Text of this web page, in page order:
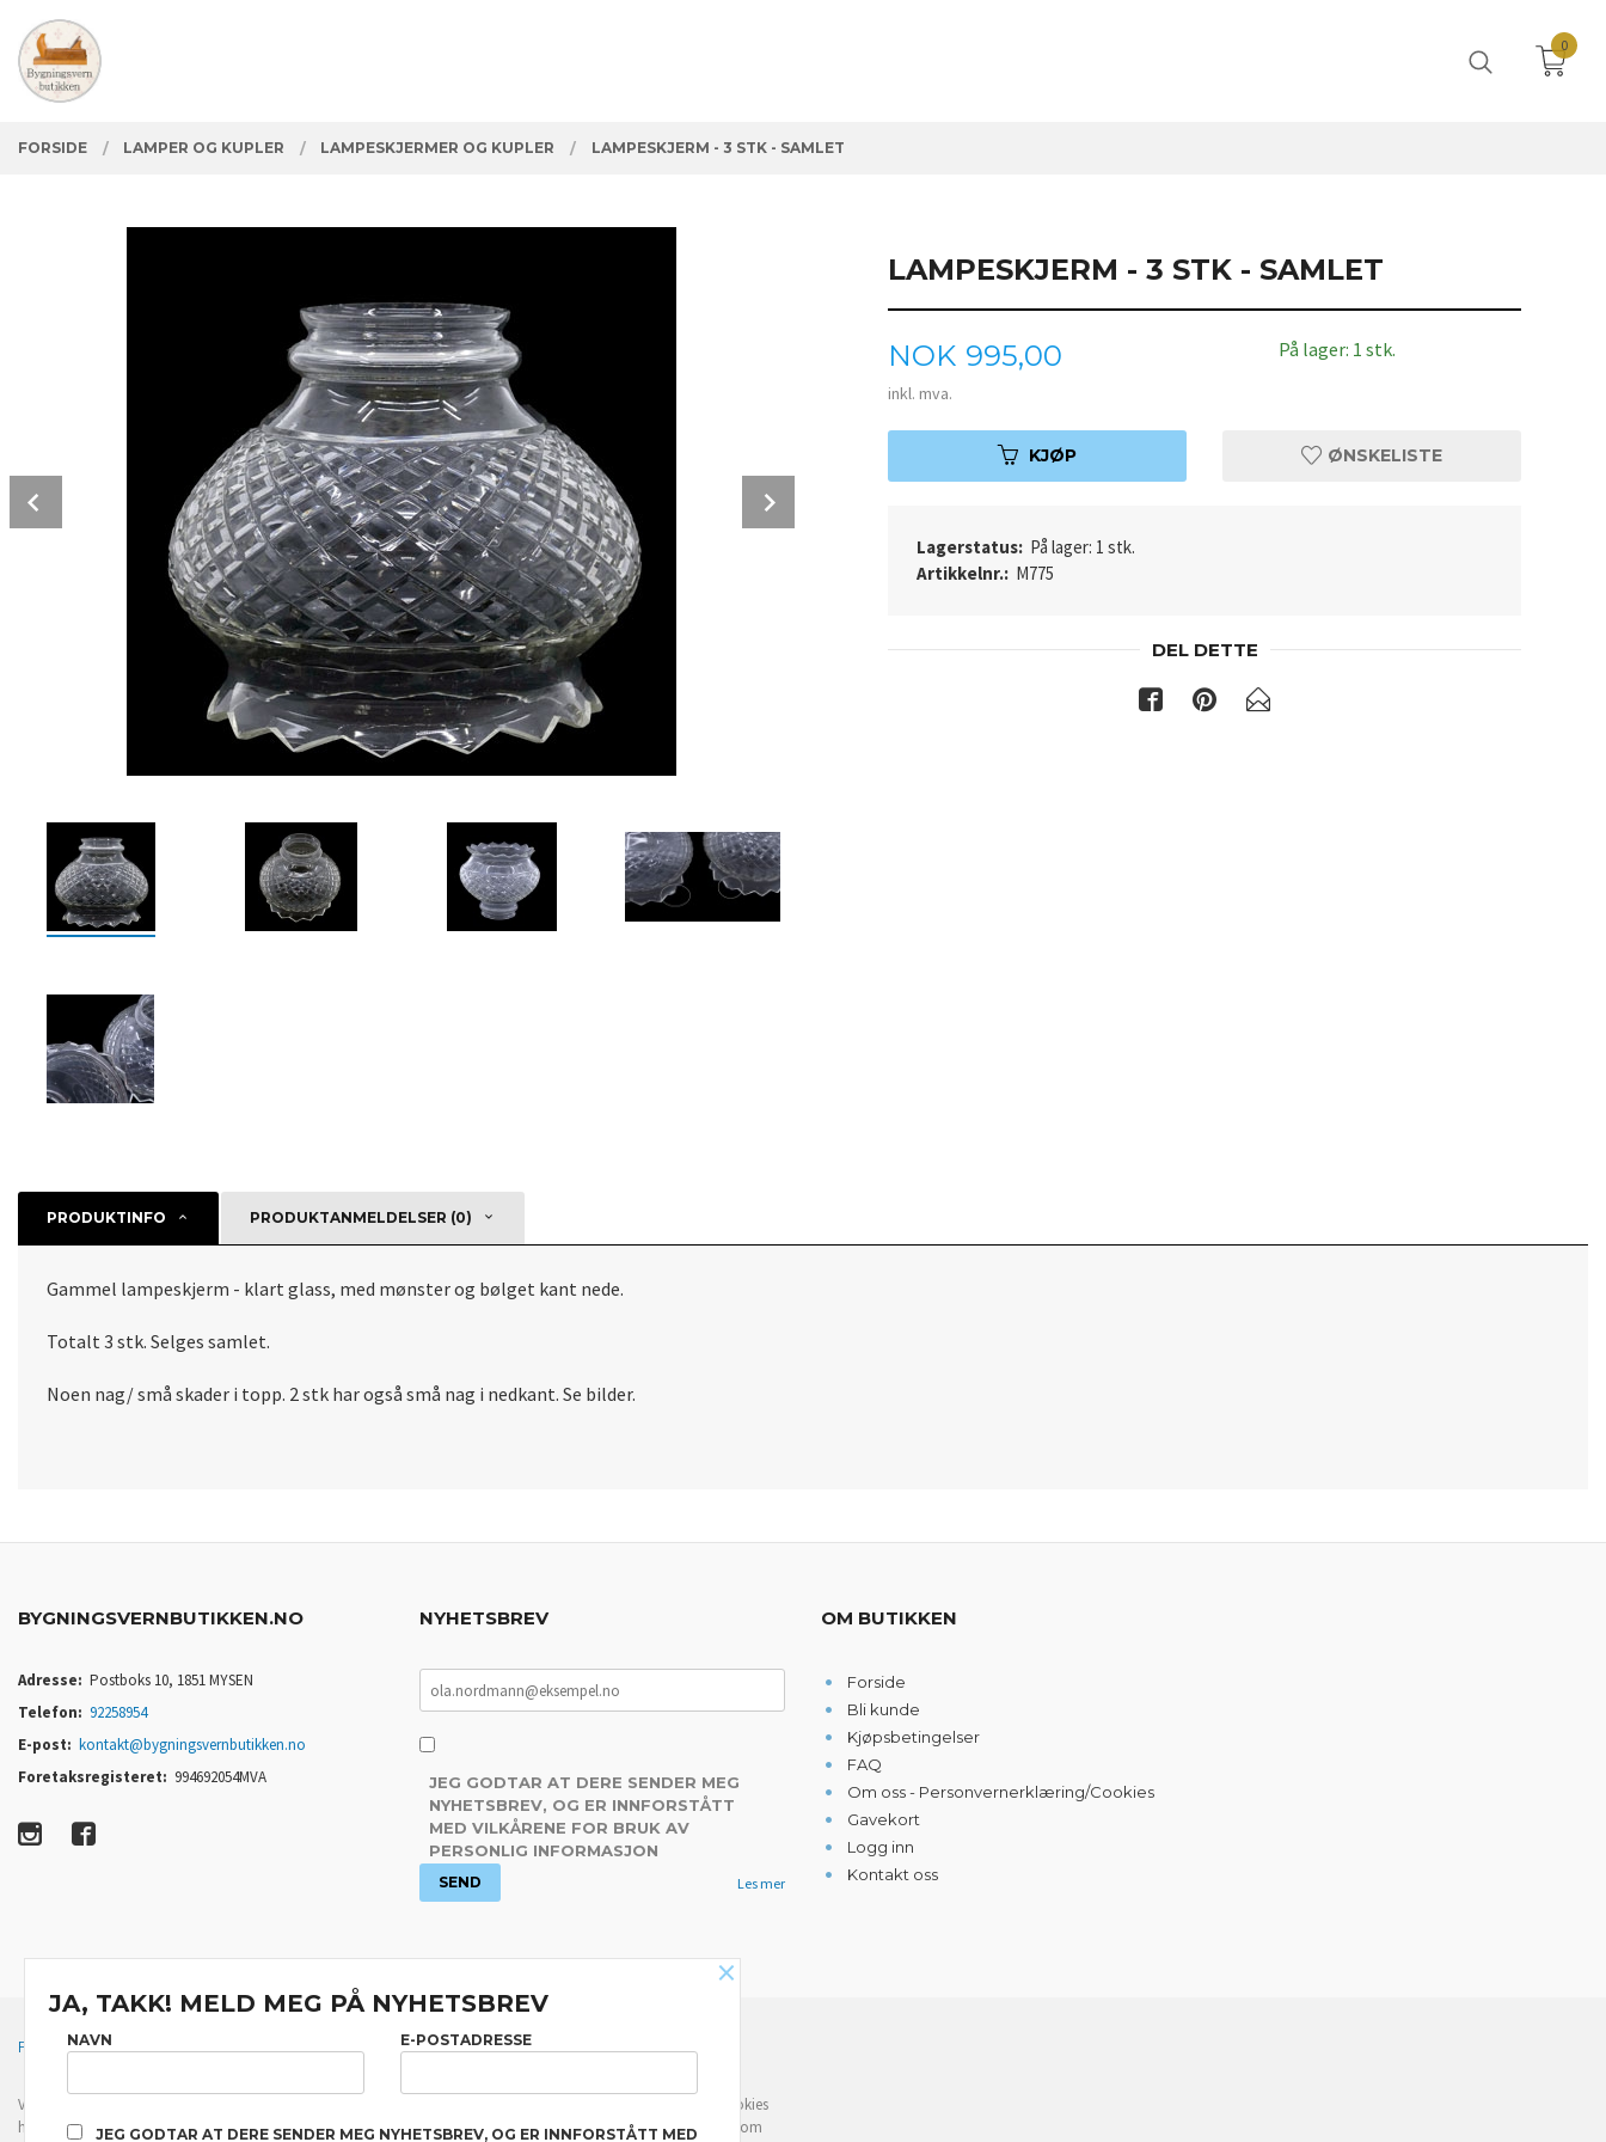
innholdet
PRODUKTER
Lukk
0
FORSIDE LAMPER OG KUPLER LAMPESKJERMER OG KUPLER LAMPESKJERM - 3 STK - SAMLET
LAMPESKJERM - 3 STK - SAMLET
Pris
NOK 995,00
inkl. mva.
På lager: 1 stk.
KJØP ØNSKELISTE
Lagerstatus: På lager: 1 stk.
Artikkelnr.: M775
DEL DETTE
PRODUKTINFO PRODUKTANMELDELSER (0)
Gammel lampeskjerm - klart glass, med mønster og bølget kant nede.
Totalt 3 stk. Selges samlet.
Noen nag/ små skader i topp. 2 stk har også små nag i nedkant. Se bilder.
BYGNINGSVERNBUTIKKEN.NO
Adresse: Postboks 10, 1851 MYSEN
Telefon: 92258954
E-post: kontakt@bygningsvernbutikken.no
Foretaksregisteret: 994692054MVA
NYHETSBREV
JEG GODTAR AT DERE SENDER MEG
NYHETSBREV, OG ER INNFORSTÅTT
MED VILKÅRENE FOR BRUK AV
PERSONLIG INFORMASJON
Les mer
OM BUTIKKEN
Forside
Bli kunde
Kjøpsbetingelser
FAQ
Om oss - Personvernerklæring/Cookies
Gavekort
Logg inn
Kontakt oss
FRAKT KJØPSBETINGELSER SIKKERHET OG PERSONVERN NYHETSBREV
Vår nettbutikk bruker cookies slik at du får en bedre kjøpsopplevelse og vi kan yte deg bedre service. Vi bruker cookies
hovedsaklig til å lagre innloggingsdetaljer og huske hva du har puttet i handlekurven din. Fortsett å bruke siden som
×
JA, TAKK! MELD MEG PÅ NYHETSBREV
NAVN E-POSTADRESSE
JEG GODTAR AT DERE SENDER MEG NYHETSBREV, OG ER INNFORSTÅTT MED